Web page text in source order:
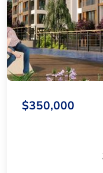
$350,000